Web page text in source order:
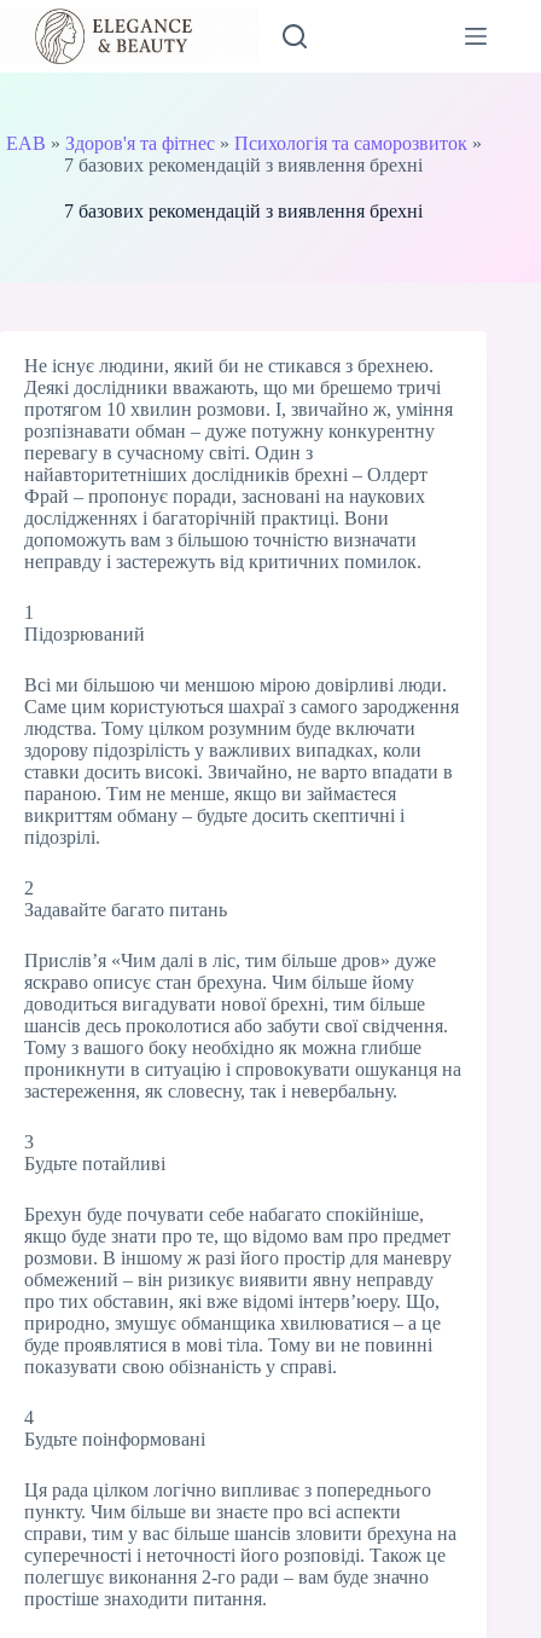
Перейти
вмісту
EAB » Здоров'я та фітнес» Психологія та саморозвиток»
7 базових рекомендацій з виявлення брехні
7 базових рекомендацій з виявлення брехні
Не існує людини, який би не стикався з брехнею.
Деякі дослідники вважають, що ми брешемо тричі
протягом 10 хвилин розмови. І, звичайно ж, уміння
розпізнавати обман – дуже потужну конкурентну
перевагу в сучасному світі. Один з
найавторитетніших дослідників брехні – Олдерт
Фрай – пропонує поради, засновані на наукових
дослідженнях і багаторічній практиці. Вони
допоможуть вам з більшою точністю визначати
неправду і застережуть від критичних помилок.
1
Підозрюваний
Всі ми більшою чи меншою мірою довірливі люди.
Саме цим користуються шахраї з самого зародження
людства. Тому цілком розумним буде включати
здорову підозрілість у важливих випадках, коли
ставки досить високі. Звичайно, не варто впадати в
параною. Тим не менше, якщо ви займаєтеся
викриттям обману – будьте досить скептичні і
підозрілі.
2
Задавайте багато питань
Прислів’я «Чим далі в ліс, тим більше дров» дуже
яскраво описує стан брехуна. Чим більше йому
доводиться вигадувати нової брехні, тим більше
шансів десь проколотися або забути свої свідчення.
Тому з вашого боку необхідно як можна глибше
проникнути в ситуацію і спровокувати ошуканця на
застереження, як словесну, так і невербальну.
3
Будьте потайливі
Брехун буде почувати себе набагато спокійніше,
якщо буде знати про те, що відомо вам про предмет
розмови. В іншому ж разі його простір для маневру
обмежений – він ризикує виявити явну неправду
про тих обставин, які вже відомі інтерв’юеру. Що,
природно, змушує обманщика хвилюватися – а це
буде проявлятися в мові тіла. Тому ви не повинні
показувати свою обізнаність у справі.
4
Будьте поінформовані
Ця рада цілком логічно випливає з попереднього
пункту. Чим більше ви знаєте про всі аспекти
справи, тим у вас більше шансів зловити брехуна на
суперечності і неточності його розповіді. Також це
полегшує виконання 2-го ради – вам буде значно
простіше знаходити питання.